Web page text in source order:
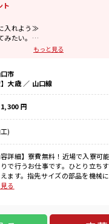
ト
入れよう≫
みたい。
い場所で働いてみたい。
「寮完備」のお仕事です！
当社が負担(規定有)！
て応募ください！
り稼ぐ≫
にオススメ。
あります♪
服選びに悩まずOK♪
せる≫
のお仕事です！
ースもあります！
にもぴったり☆
を始めたい方にオススメ！
もっと見る
市
】大歳 ／ 山口線
1,300 円
)
容詳細】寮費無料！近場で入寮可
で行うお仕事です。ひとり立ち
ます。指先サイズの部品を機械
てボタンを押すだけ。あとは機械
ずの自由な時間を満喫できます
る